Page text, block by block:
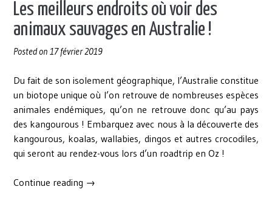
Les meilleurs endroits où voir des
animaux sauvages en Australie !
Posted on 17 février 2019
Du fait de son isolement géographique, l’Australie constitue
un biotope unique où l’on retrouve de nombreuses espèces
animales endémiques, qu’on ne retrouve donc qu’au pays
des kangourous ! Embarquez avec nous à la découverte des
kangourous, koalas, wallabies, dingos et autres crocodiles,
qui seront au rendez-vous lors d’un roadtrip en Oz !
Continue reading « Les
→